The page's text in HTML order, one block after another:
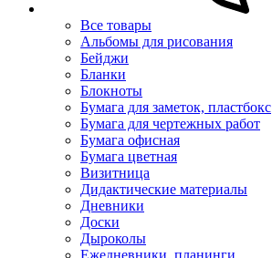
Все товары
Альбомы для рисования
Бейджи
Бланки
Блокноты
Бумага для заметок, пластбокс
Бумага для чертежных работ
Бумага офисная
Бумага цветная
Визитница
Дидактические материалы
Дневники
Доски
Дыроколы
Ежедневники, планинги